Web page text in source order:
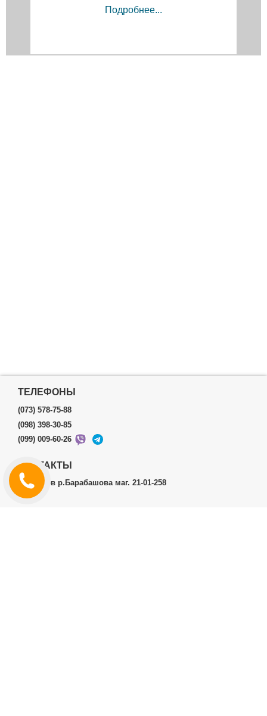
Подробнее...
ТЕЛЕФОНЫ
(073) 578-75-88
(098) 398-30-85
(099) 009-60-26
КОНТАКТЫ
г.Харьков р.Барабашова маг. 21-01-258